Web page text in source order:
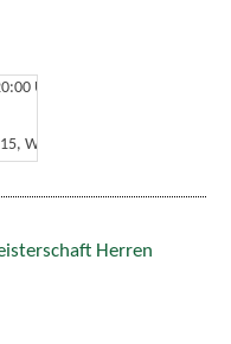
Uhr
Wolnzach
Herren